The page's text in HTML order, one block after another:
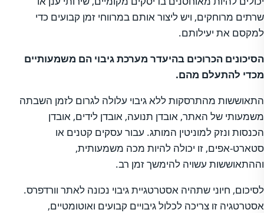
שרתים מרוחקים, ויש ליצור אותם במרווחי זמן קבועים כדי
למקסם את יעילותם.
הסיכונים הכרוכים בהיעדר מערכת גיבוי הם משמעותיים
מכדי להתעלם מהם.
התאוששות מהתרסקות ללא גיבוי עלולה לגרום לזמן השבתה
משמעותי של האתר, אובדן תנועה, אובדן לידים, אובדן
הכנסות ונזק למוניטין המותג. עבור עסקים קטנים או
סטארט-אפים, זו יכולה להיות מכה משמעותית,
וההתאוששות עשויה להימשך זמן רב.
לסיכום, חיוני שתהיה אסטרטגיית גיבוי נכונה לאתר וורדפרס.
אסטרטגיה זו צריכה לכלול גיבויים קבועים ואוטומטיים,